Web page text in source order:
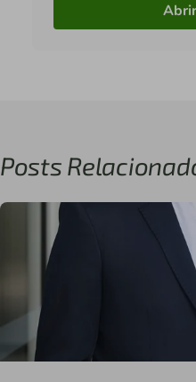
Posts